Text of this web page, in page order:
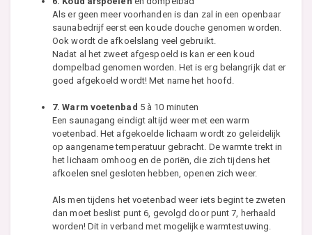
Als er geen meer voorhanden is dan zal in een openbaar
saunabedrijf eerst een koude douche genomen worden.
Ook wordt de afkoelslang veel gebruikt.
Nadat al het zweet afgespoeld is kan er een koud
dompelbad genomen worden. Het is erg belangrijk dat er
goed afgekoeld wordt! Met name het hoofd.
7. Warm voetenbad 5 à 10 minuten
Een saunagang eindigt altijd weer met een warm
voetenbad. Het afgekoelde lichaam wordt zo geleidelijk
op aangename temperatuur gebracht. De warmte trekt in
het lichaam omhoog en de poriën, die zich tijdens het
afkoelen snel gesloten hebben, openen zich weer.
Als men tijdens het voetenbad weer iets begint te zweten
dan moet beslist punt 6, gevolgd door punt 7, herhaald
worden! Dit in verband met mogelijke warmtestuwing.